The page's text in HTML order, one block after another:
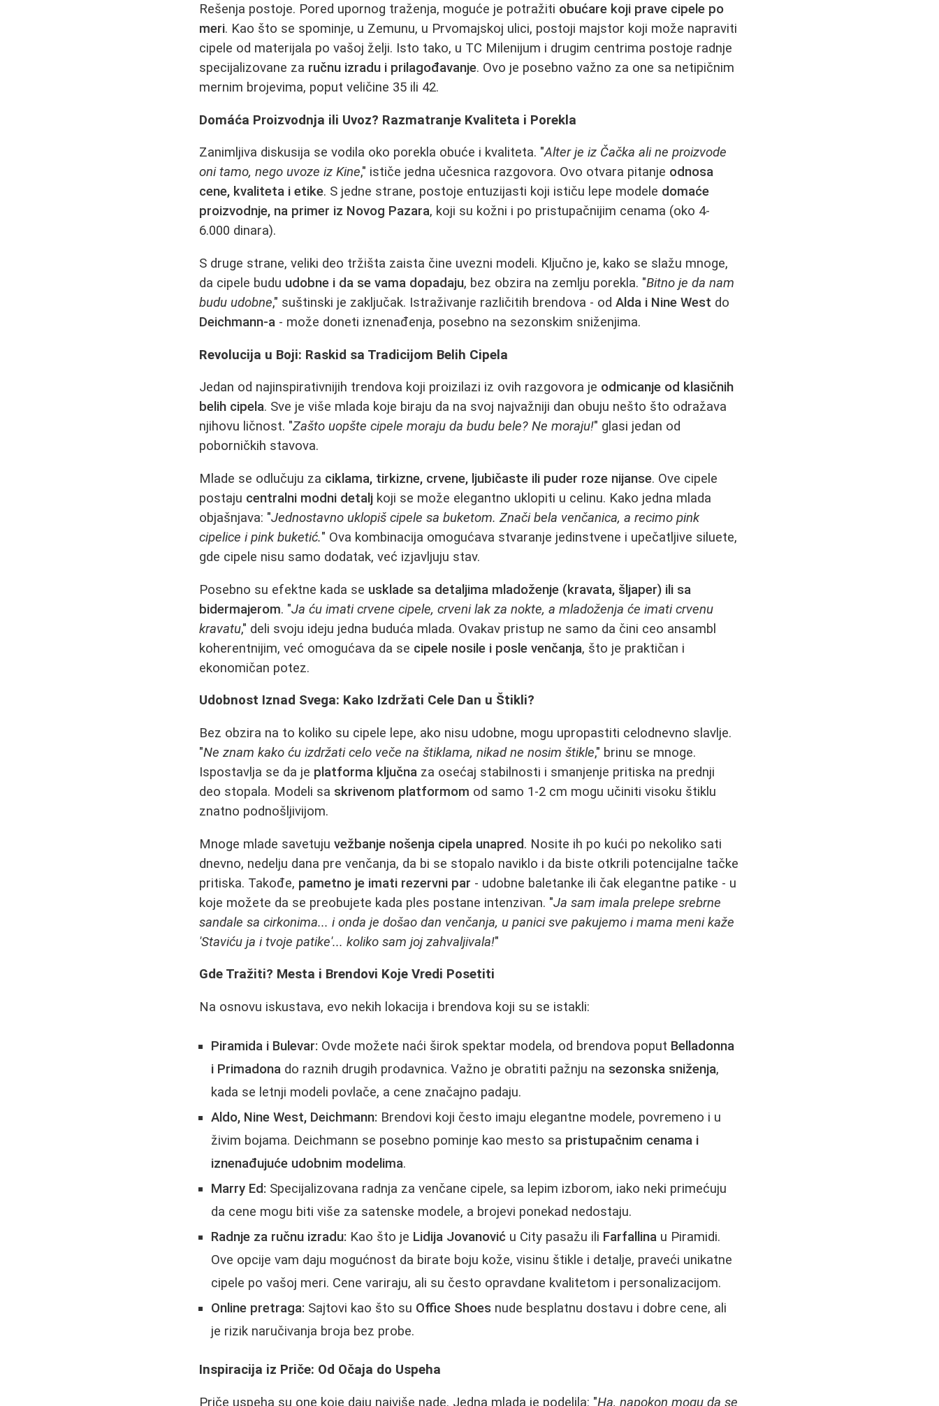
Rešenja postoje. Pored upornog traženja, moguće je potražiti obućare koji prave cipele po
meri. Kao što se spominje, u Zemunu, u Prvomajskoj ulici, postoji majstor koji može napraviti
cipele od materijala po vašoj želji. Isto tako, u TC Milenijum i drugim centrima postoje radnje
specijalizovane za ručnu izradu i prilagođavanje. Ovo je posebno važno za one sa netipičnim
mernim brojevima, poput veličine 35 ili 42.
Domáća Proizvodnja ili Uvoz? Razmatranje Kvaliteta i Porekla
Zanimljiva diskusija se vodila oko porekla obuće i kvaliteta. "Alter je iz Čačka ali ne proizvode
oni tamo, nego uvoze iz Kine," ističe jedna učesnica razgovora. Ovo otvara pitanje odnosa
cene, kvaliteta i etike. S jedne strane, postoje entuzijasti koji ističu lepe modele domaće
proizvodnje, na primer iz Novog Pazara, koji su kožni i po pristupačnijim cenama (oko 4-
6.000 dinara).
S druge strane, veliki deo tržišta zaista čine uvezni modeli. Ključno je, kako se slažu mnoge,
da cipele budu udobne i da se vama dopadaju, bez obzira na zemlju porekla. "Bitno je da nam
budu udobne," suštinski je zaključak. Istraživanje različitih brendova - odAlda i Nine West do
Deichmann-a - može doneti iznenađenja, posebno na sezonskim sniženjima.
Revolucija u Boji: Raskid sa Tradicijom Belih Cipela
Jedan od najinspirativnijih trendova koji proizilazi iz ovih razgovora je odmicanje od klasičnih
belih cipela. Sve je više mlada koje biraju da na svoj najvažniji dan obuju nešto što odražava
njihovu ličnost. "Zašto uopšte cipele moraju da budu bele? Ne moraju!" glasi jedan od
poborničkih stavova.
Mlade se odlučuju za ciklama, tirkizne, crvene, ljubičaste ili puder roze nijanse. Ove cipele
postaju centralni modni detalj koji se može elegantno uklopiti u celinu. Kako jedna mlada
objašnjava: "Jednostavno uklopiš cipele sa buketom. Znači bela venčanica, a recimo pink
cipelice i pink buketić." Ova kombinacija omogućava stvaranje jedinstvene i upečatljive siluete,
gde cipele nisu samo dodatak, već izjavljuju stav.
Posebno su efektne kada se usklade sa detaljima mladoženje (kravata, šljaper) ili sa
bidermajerom. "Ja ću imati crvene cipele, crveni lak za nokte, a mladoženja će imati crvenu
kravatu," deli svoju ideju jedna buduća mlada. Ovakav pristup ne samo da čini ceo ansambl
koherentnijim, već omogućava da se cipele nosile i posle venčanja, što je praktičan i
ekonomičan potez.
Udobnost Iznad Svega: Kako Izdržati Cele Dan u Štikli?
Bez obzira na to koliko su cipele lepe, ako nisu udobne, mogu upropastiti celodnevno slavlje.
"Ne znam kako ću izdržati celo veče na štiklama, nikad ne nosim štikle," brinu se mnoge.
Ispostavlja se da je platforma ključna za osećaj stabilnosti i smanjenje pritiska na prednji
deo stopala. Modeli sa skrivenom platformom od samo 1-2 cm mogu učiniti visoku štiklu
znatno podnošljivijom.
Mnoge mlade savetujuvežbanje nošenja cipela unapred. Nosite ih po kući po nekoliko sati
dnevno, nedelju dana pre venčanja, da bi se stopalo naviklo i da biste otkrili potencijalne tačke
pritiska. Takođe, pametno je imati rezervni par - udobne baletanke ili čak elegantne patike - u
koje možete da se preobujete kada ples postane intenzivan. "Ja sam imala prelepe srebrne
sandale sa cirkonima... i onda je došao dan venčanja, u panici sve pakujemo i mama meni kaže
'Staviću ja i tvoje patike'... koliko sam joj zahvaljivala!"
Gde Tražiti? Mesta i Brendovi Koje Vredi Posetiti
Na osnovu iskustava, evo nekih lokacija i brendova koji su se istakli:
Piramida i Bulevar: Ovde možete naći širok spektar modela, od brendova poput Belladonna
i Primadona do raznih drugih prodavnica. Važno je obratiti pažnju na sezonska sniženja,
kada se letnji modeli povlače, a cene značajno padaju.
Aldo, Nine West, Deichmann: Brendovi koji često imaju elegantne modele, povremeno i u
živim bojama. Deichmann se posebno pominje kao mesto sa pristupačnim cenama i
iznenađujuće udobnim modelima.
Marry Ed: Specijalizovana radnja za venčane cipele, sa lepim izborom, iako neki primećuju
da cene mogu biti više za satenske modele, a brojevi ponekad nedostaju.
Radnje za ručnu izradu: Kao što je Lidija Jovanović u City pasažu ili Farfallina u Piramidi.
Ove opcije vam daju mogućnost da birate boju kože, visinu štikle i detalje, praveći unikatne
cipele po vašoj meri. Cene variraju, ali su često opravdane kvalitetom i personalizacijom.
Online pretraga: Sajtovi kao što su Office Shoes nude besplatnu dostavu i dobre cene, ali
je rizik naručivanja broja bez probe.
Inspiracija iz Priče: Od Očaja do Uspeha
Priče uspeha su one koje daju najviše nade. Jedna mlada je podelila: "Ha, napokon mogu da se